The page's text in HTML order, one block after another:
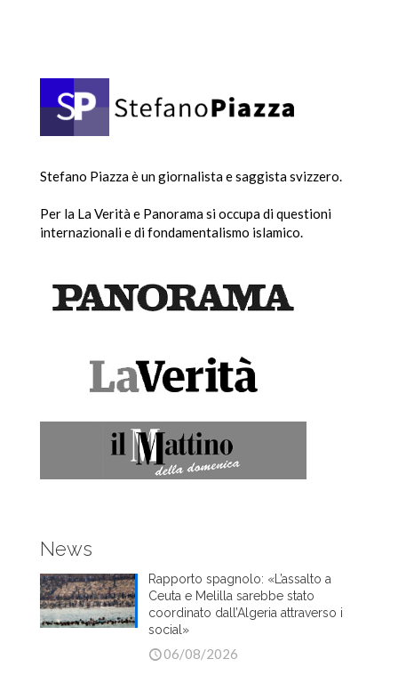
Stefano Piazza è un giornalista e saggista svizzero.
Per la La Verità e Panorama si occupa di questioni
internazionali e di fondamentalismo islamico.
News
Rapporto spagnolo: «L’assalto a
Ceuta e Melilla sarebbe stato
coordinato dall’Algeria attraverso i
social»
06/08/2026